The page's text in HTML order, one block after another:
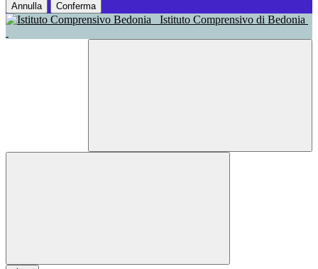
Annulla Conferma
Istituto Comprensivo di Bedonia